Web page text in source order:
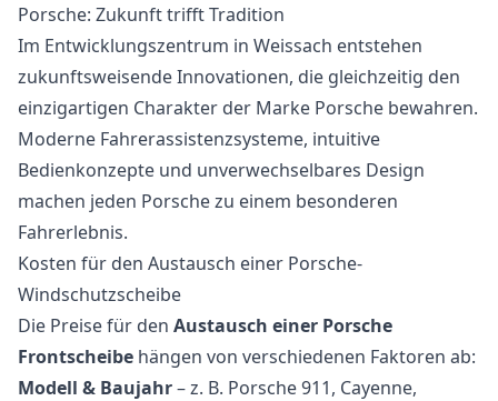
Porsche: Zukunft trifft Tradition
Im Entwicklungszentrum in Weissach entstehen
zukunftsweisende Innovationen, die gleichzeitig den
einzigartigen Charakter der Marke Porsche bewahren.
Moderne Fahrerassistenzsysteme, intuitive
Bedienkonzepte und unverwechselbares Design
machen jeden Porsche zu einem besonderen
Fahrerlebnis.
Kosten für den Austausch einer Porsche-
Windschutzscheibe
Die Preise für den Austausch einer Porsche
Frontscheibe hängen von verschiedenen Faktoren ab:
Modell & Baujahr– z. B. Porsche 911, Cayenne,